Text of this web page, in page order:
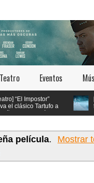
Teatro Eventos
Tartufo a
[Cine]
fábula
película.
Mostrar